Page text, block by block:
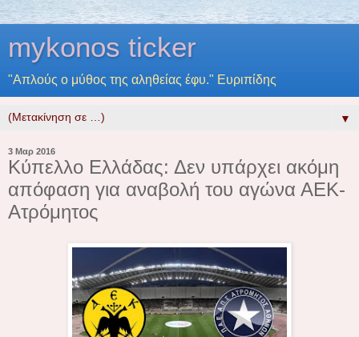
mykonos ticker
"Απλούς ο μύθος της αληθείας έφυ." Ευριπίδης
▼
3 Μαρ 2016
Κύπελλο Ελλάδας: Δεν υπάρχει ακόμη
απόφαση για αναβολή του αγώνα ΑΕΚ-
Ατρόμητος